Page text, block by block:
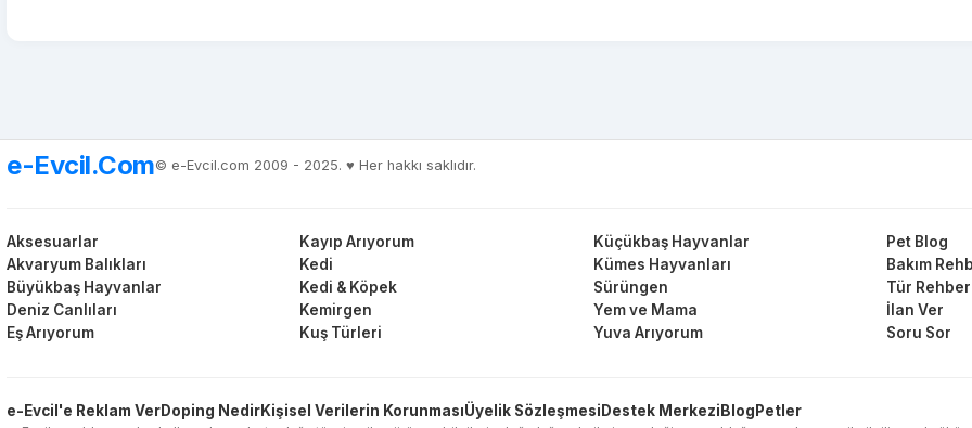
e-Evcil.Com© e-Evcil.com 2009 - 2025. ♥️ Her hakkı saklıdır.
Aksesuarlar
Akvaryum Balıkları
Büyükbaş Hayvanlar
Deniz Canlıları
Eş Arıyorum
Kayıp Arıyorum
Kedi
Kedi & Köpek
Kemirgen
Kuş Türleri
Küçükbaş Hayvanlar
Kümes Hayvanları
Sürüngen
Yem ve Mama
Yuva Arıyorum
Pet Blog
Bakım
Tür
İlan Ver
Soru Sor
e-Evcil'e Reklam VerDoping NedirKişisel Verilerin KorunmasıÜyelik Sözleşmesi Destek Merkezi Blog Petler